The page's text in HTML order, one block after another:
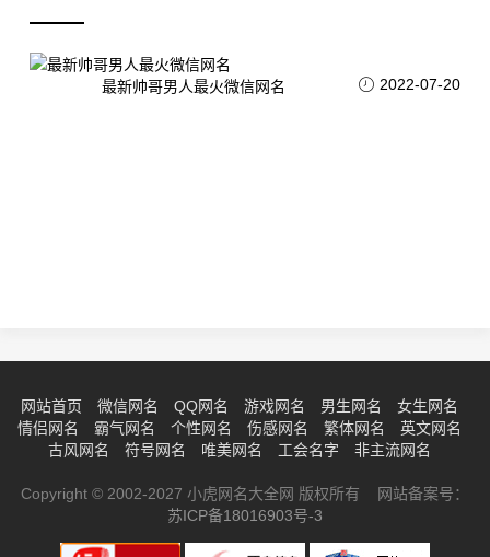
最新帅哥男人最火微信网名 2022-07-20
网站首页 微信网名 QQ网名 游戏网名 男生网名
女生网名
情侣网名
霸气网名 个性网名 伤感网名 繁体网名
英文网名
古风网名
符号网名 唯美网名 工会名字 非主流网名
Copyright © 2002-2027 小虎网名大全网 版权所有 网站备案号：
苏ICP备18016903号-3